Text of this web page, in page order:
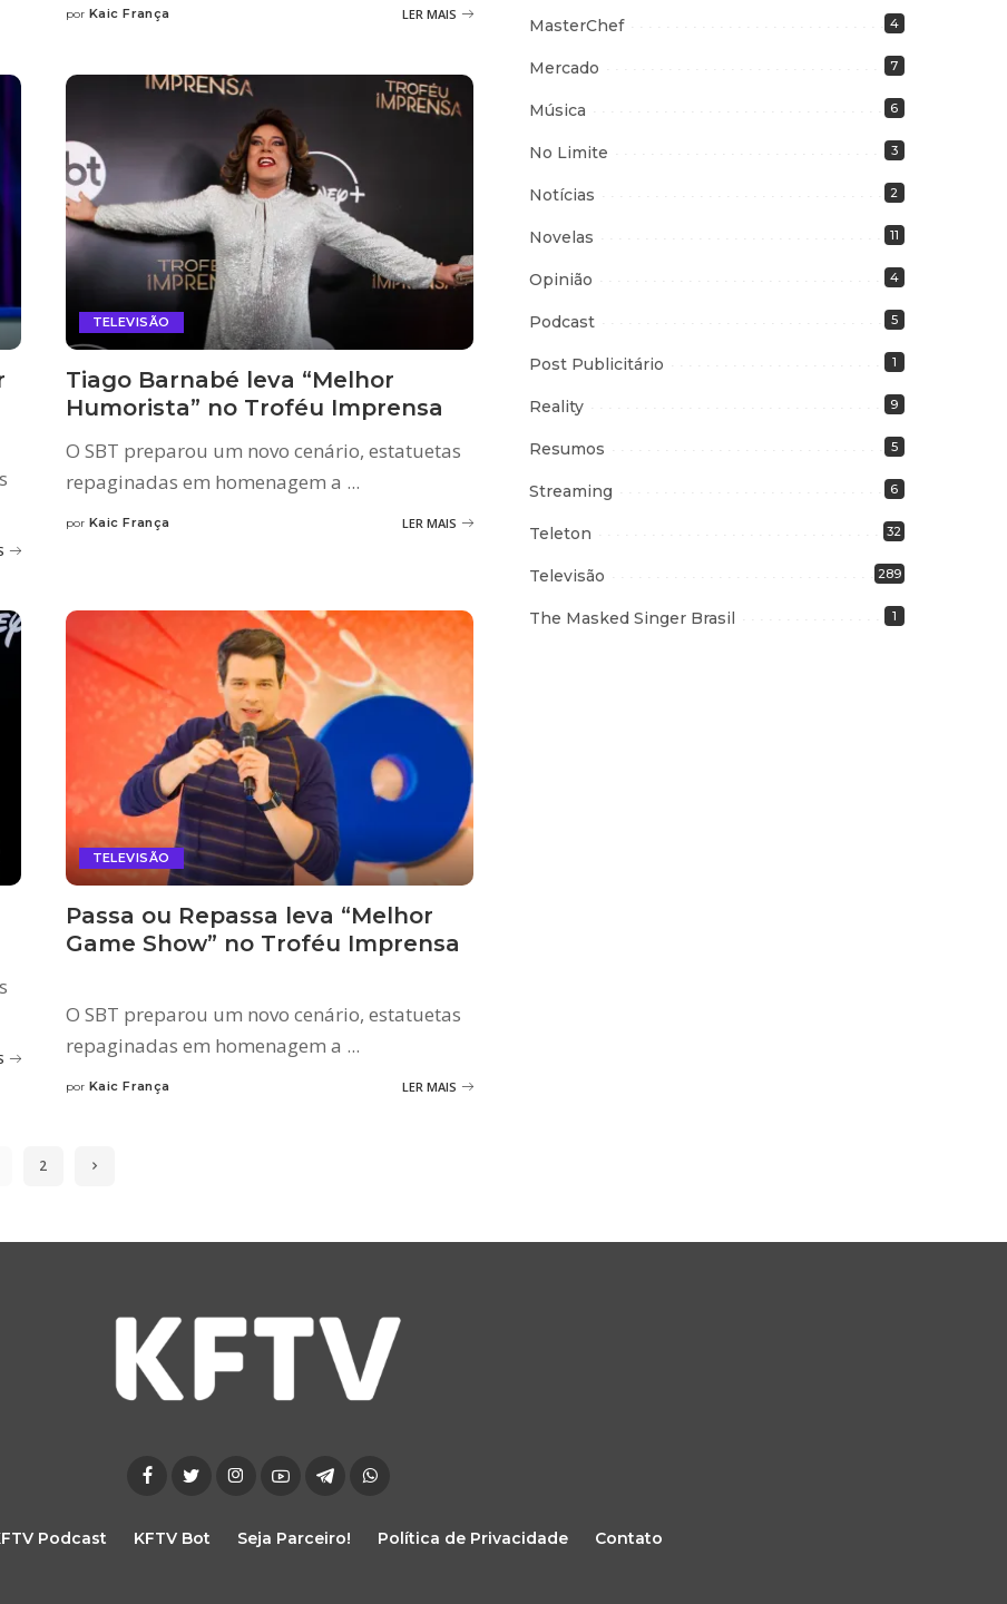
Posted
por Kaic França LER MAIS
TELEVISÃO
Tiago Barnabé leva “Melhor
Humorista” no Troféu Imprensa
O SBT preparou um novo cenário, estatuetas
repaginadas em homenagem a ...
Posted
por Kaic França LER MAIS
TELEVISÃO
Passa ou Repassa leva “Melhor
Game Show” no Troféu Imprensa
O SBT preparou um novo cenário, estatuetas
repaginadas em homenagem a ...
Posted
por Kaic França LER MAIS
2
MasterChef 4
Mercado 7
Música 6
No Limite 3
Notícias 2
Novelas 11
Opinião 4
Podcast 5
Post Publicitário 1
Reality 9
Resumos 5
Streaming 6
Teleton 32
Televisão 289
The Masked Singer Brasil 1
Podcast KFTV Bot Seja Parceiro! Política de Privacidade Contato